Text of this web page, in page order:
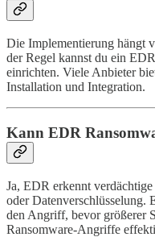
Die Implementierung hängt
der Regel kannst du ein
einrichten. Viele Anbieter
Installation und Integration.
Kann EDR
Ja, EDR erkennt
oder Datenverschlüsselung.
den Angriff, bevor größerer
Ransomware-Angriffe